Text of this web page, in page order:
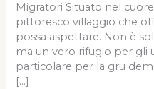
Migratori Situato nel
pittoresco villaggio che
possa aspettare. Non è
ma un vero rifugio per gli
particolare per la gru
[…]